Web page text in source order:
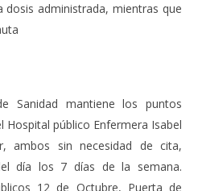
administrada, mientras que
Sanidad mantiene los puntos
Hospital público Enfermera Isabel
ambos sin necesidad de cita,
día los 7 días de la semana.
12 de Octubre, Puerta de